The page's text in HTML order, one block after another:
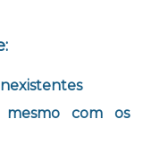
mesmo com os